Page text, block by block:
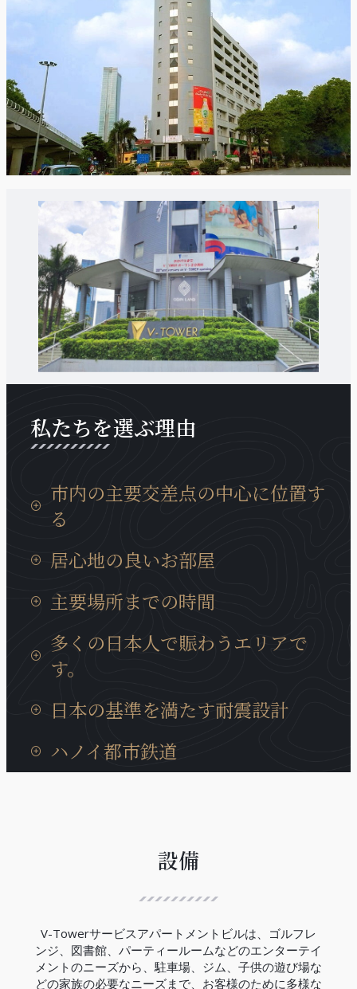
私たちを選ぶ理由
市内の主要交差点の中心に位置す
る
タンロン工業団地までの移動時間は15分、イノバイ
国際空港までは30分と通勤等にも非常に便利な場所
居心地の良いお部屋
日本製の設備が充実していて、ベトナムに居ても、
日本の我が家の居心地に癒やされます。
主要場所までの時間
タンロン工業団地までの移動時間は15分、イノバイ
国際空港までは30分と通勤等にも非常に便利な場所
に位置しております。
多くの日本人で賑わうエリアで
す。
近くには多くの日系企業も、キムマー通り、ダオタ
ン通りに集まっています。また、周辺には多様な商
宅街にも近いロケーションです。
日本の基準を満たす耐震設計
ハノイの建造物では非常にめずらいい耐震構造のビ
ルディングで、安心に宿泊できます。
ハノイ都市鉄道
V-Towerの近くにはCauGiay駅があり、3号線の完
設備
V-Towerサービスアパートメントビルは、ゴルフレ
ンジ、図書館、パーティールームなどのエンターテイ
メントのニーズから、駐車場、ジム、子供の遊び場な
どの家族の必要なニーズまで、お客様のために多様な